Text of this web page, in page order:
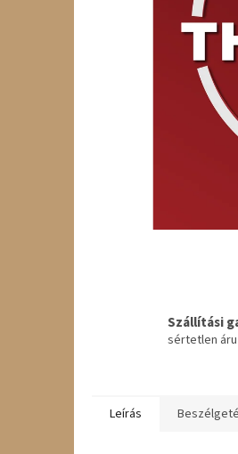
Szállítási
sértetlen áru
Leírás